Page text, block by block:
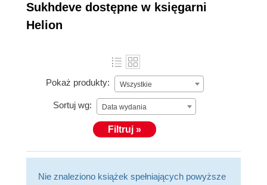
Sukhdeve dostępne w księgarni
Helion
Pokaż produkty: Wszystkie
Sortuj wg: Data wydania
Filtruj »
Nie znaleziono książek spełniających powyższe